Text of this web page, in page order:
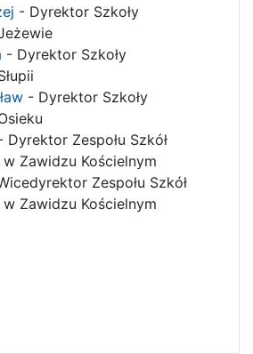
- Dyrektor Szkoły
- Dyrektor Szkoły
- Dyrektor Szkoły
Dyrektor Zespołu Szkół
Zawidzu Kościelnym
Zespołu Szkół
Zawidzu Kościelnym